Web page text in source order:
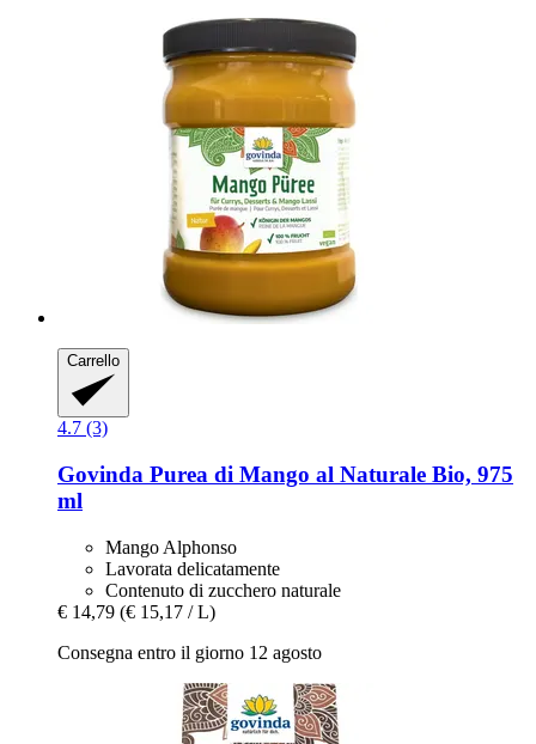
Carrello
4.7 (3)
Govinda Purea di Mango al Naturale Bio, 975
ml
Mango Alphonso
Lavorata delicatamente
Contenuto di zucchero naturale
€ 14,79 (€ 15,17 / L)
Consegna entro il giorno 12 agosto